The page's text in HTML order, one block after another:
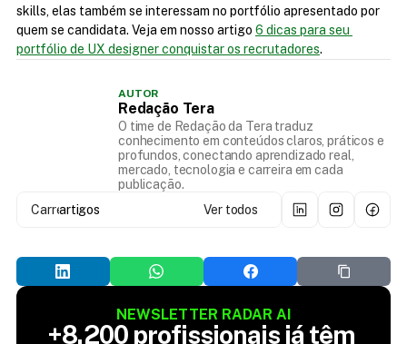
skills, elas também se interessam no portfólio apresentado por
quem se candidata. Veja em nosso artigo 6 dicas para seu
portfólio de UX designer conquistar os recrutadores.
AUTOR
Redação Tera
O time de Redação da Tera traduz
conhecimento em conteúdos claros, práticos e
profundos, conectando aprendizado real,
mercado, tecnologia e carreira em cada
publicação.
Carregando...
artigos Ver todos
NEWSLETTER RADAR AI